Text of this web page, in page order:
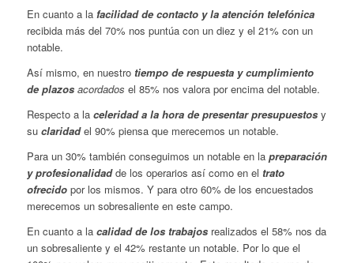
En cuanto a la facilidad de contacto y la atención telefónica
recibida más del 70% nos puntúa con un diez y el 21% con un
notable.
Así mismo, en nuestro tiempo de respuesta y cumplimiento
de plazosacordados el 85% nos valora por encima del notable.
Respecto a laceleridad a la hora de presentar presupuestosy
su claridadel 90% piensa que merecemos un notable.
Para un 30% también conseguimos un notable en la preparación
y profesionalidadde los operarios así como en el trato
ofrecidopor los mismos. Y para otro 60% de los encuestados
merecemos un sobresaliente en este campo.
En cuanto a la calidad de los trabajosrealizados el 58% nos da
un sobresaliente y el 42% restante un notable. Por lo que el